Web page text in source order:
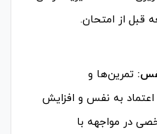
قبل از امتحان.
تمرین‌ها و
به نفس و افزایش
در مواجهه با